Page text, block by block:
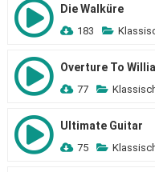
Die Walküre
183
Overture To
77
Ultimate Guitar
75